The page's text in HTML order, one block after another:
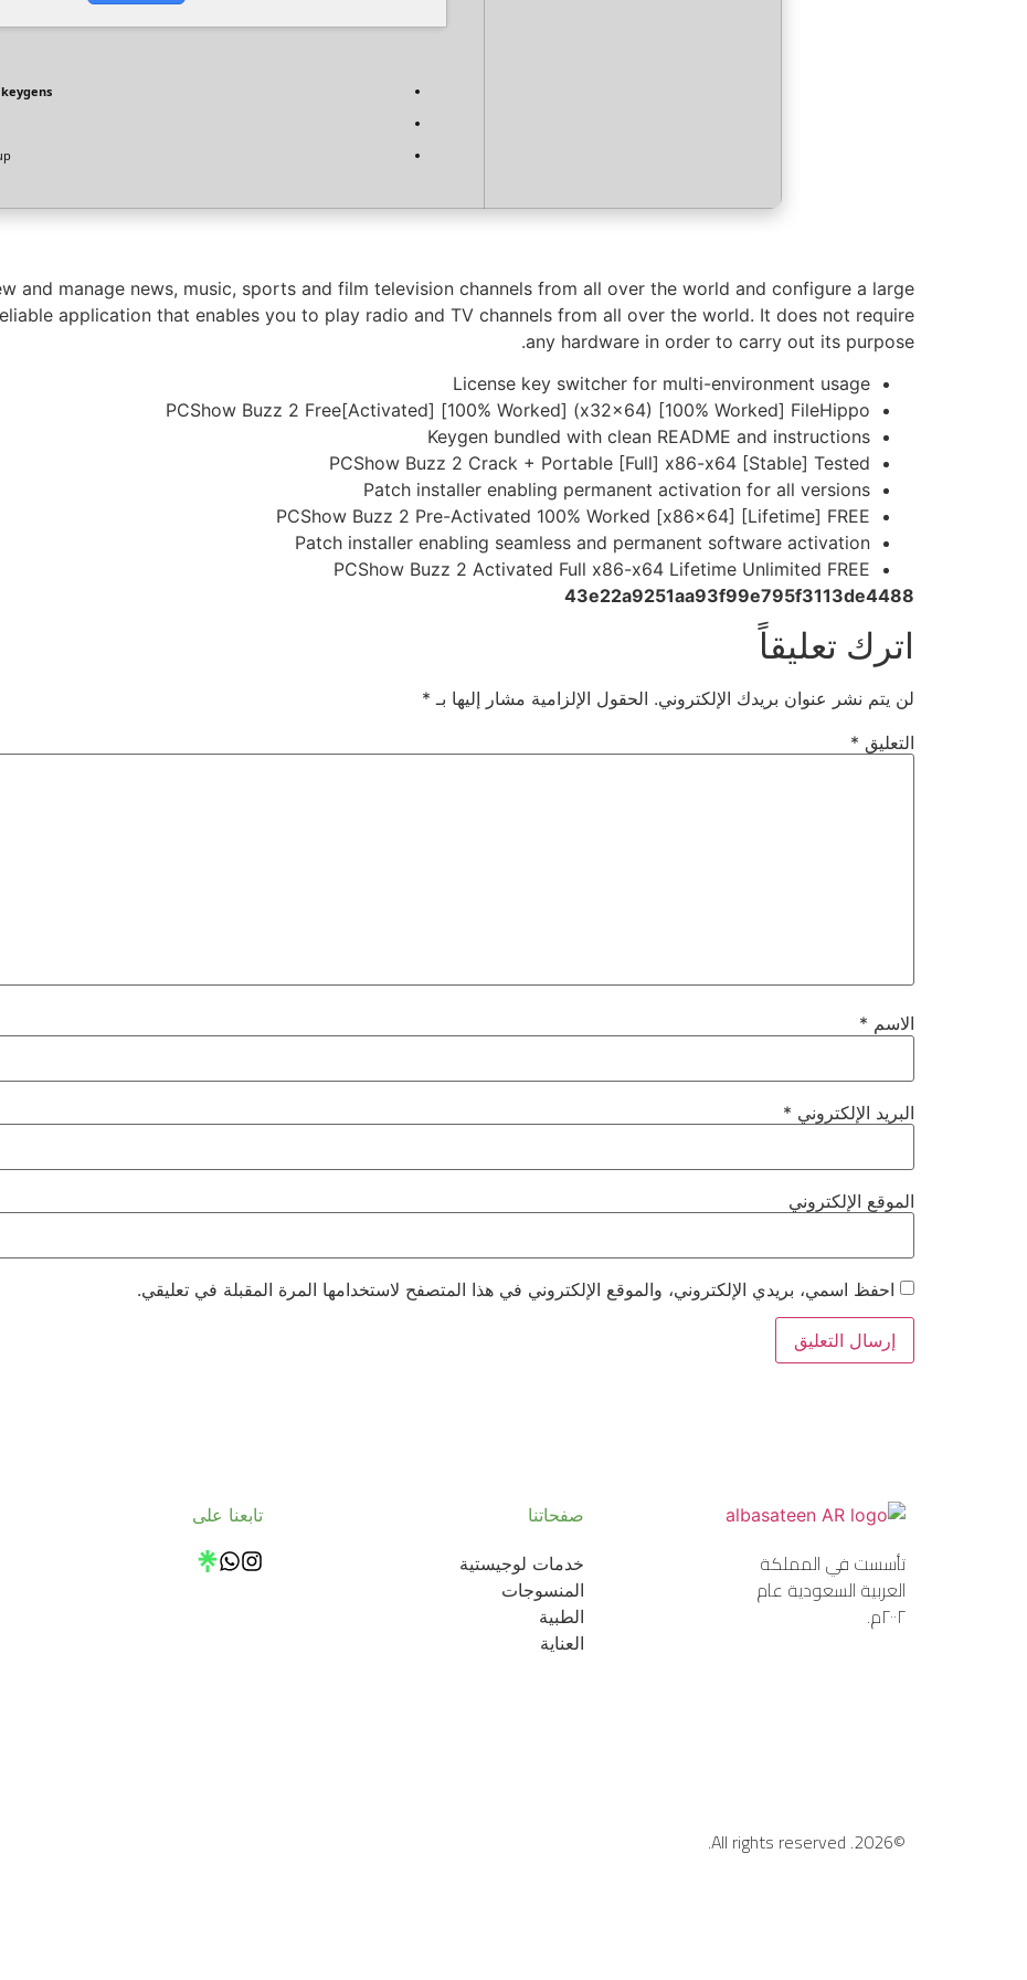
and manage news, music, sports and film television channels from all over the world and configure a large
application that enables you to play radio and TV channels from all over the world. It does not require
any hardware in order to carry out its purpose.
License key switcher for multi-environment usage
PCShow Buzz 2 Free[Activated] [100% Worked] (x32x64) [100% Worked] FileHippo
Keygen bundled with clean README and instructions
PCShow Buzz 2 Crack + Portable [Full] x86-x64 [Stable] Tested
Patch installer enabling permanent activation for all versions
PCShow Buzz 2 Pre-Activated 100% Worked [x86x64] [Lifetime] FREE
Patch installer enabling seamless and permanent software activation
PCShow Buzz 2 Activated Full x86-x64 Lifetime Unlimited FREE
43e22a9251aa93f99e795f3113de4488
اترك تعليقاً
لن يتم نشر عنوان بريدك الإلكتروني. الحقول الإلزامية مشار إليها بـ *
التعليق *
الاسم *
البريد الإلكتروني *
الموقع الإلكتروني
احفظ اسمي، بريدي الإلكتروني، والموقع الإلكتروني في هذا المتصفح لاستخدامها المرة المقبلة في تعليقي.
٢٠٠٢م.
صفحاتنا
خدمات لوجيستية
المنسوجات
الطبية
العناية
تابعنا على
©2026.
All rights reserved.